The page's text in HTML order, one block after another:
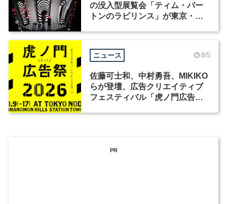
の没入型展覧会「ティム・バー
トンのラビリンス」が東京・豊
ニュース 8/5
佐藤可士和、中村勇吾、MIKIKO
らが登壇、広告クリエイティブ
フェスティバル「虎ノ門広告
PR